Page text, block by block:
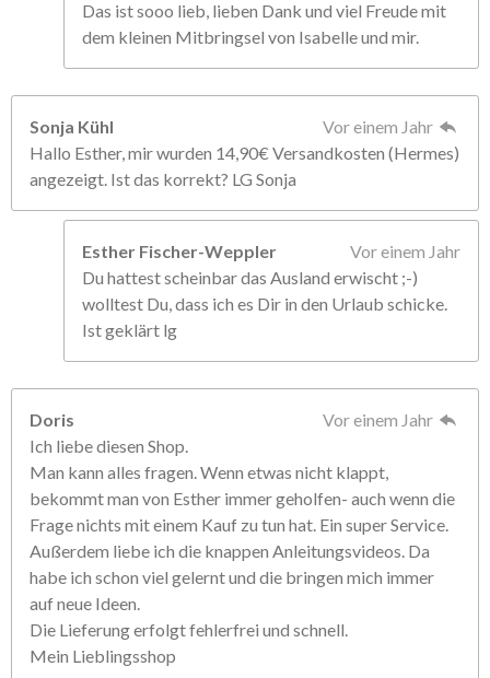
Das ist sooo lieb, lieben Dank und viel Freude mit
dem kleinen Mitbringsel von Isabelle und mir.
Sonja Kühl
Vor einem Jahr
Hallo Esther, mir wurden 14,90€ Versandkosten (Hermes)
angezeigt. Ist das korrekt? LG Sonja
Esther Fischer-Weppler
Vor einem Jahr
Du hattest scheinbar das Ausland erwischt ;-)
wolltest Du, dass ich es Dir in den Urlaub schicke.
Ist geklärt lg
Doris
Vor einem Jahr
Ich liebe diesen Shop.
Man kann alles fragen. Wenn etwas nicht klappt,
bekommt man von Esther immer geholfen- auch wenn die
Frage nichts mit einem Kauf zu tun hat. Ein super Service.
Außerdem liebe ich die knappen Anleitungsvideos. Da
habe ich schon viel gelernt und die bringen mich immer
auf neue Ideen.
Die Lieferung erfolgt fehlerfrei und schnell.
Mein Lieblingsshop